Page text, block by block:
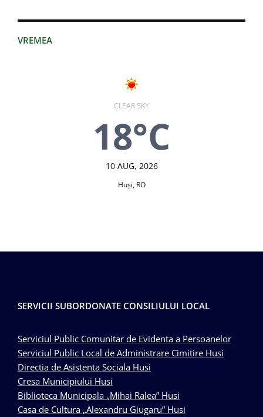
VREMEA
CLEAR SKY
18°C
10 AUG, 2026
Huşi, RO
SERVICII SUBORDONATE CONSILIULUI LOCAL
Serviciul Public Comunitar de Evidenta a Persoanelor
Serviciul Public Local de Administrare Cimitire Husi
Directia de Asistenta Sociala Husi
Cresa Municipiului Husi
Biblioteca Municipala „Mihai Ralea” Husi
Casa de Cultura „Alexandru Giugaru” Husi